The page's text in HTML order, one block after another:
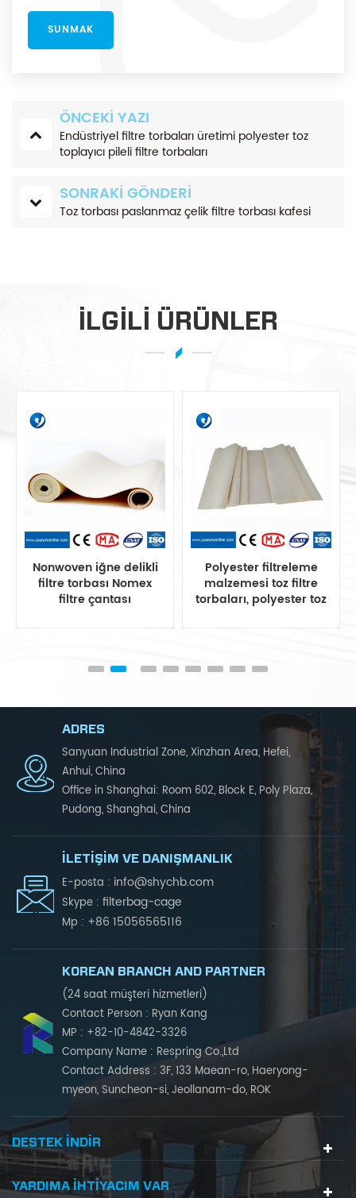
ÖNCEKI YAZI
Endüstriyel filtre torbaları üretimi polyester toz
toplayıcı pileli filtre torbaları
SONRAKI GÖNDERI
Toz torbası paslanmaz çelik filtre torbası kafesi
ILGILI ÜRÜNLER
Polyester filtreleme
malzemesi toz filtre
torbaları, polyester toz
polyester harmanlama
antistatik Toz toplama
sistemleri için filtre
ADRES
Sanyuan Industrial Zone, Xinzhan Area, Hefei,
Anhui, China
Office in Shanghai: Room 602, Block E, Poly Plaza,
Pudong, Shanghai, China
İLETIŞIM VE DANIŞMANLIK
E-posta : info@shychb.com
Skype : filterbag-cage
Mp : +86 15056565116
KOREAN BRANCH AND PARTNER
(24 saat müşteri hizmetleri)
Contact Person : Ryan Kang
MP : +82-10-4842-3326
Company Name : Respring Co.,Ltd
Contact Address : 3F, 133 Maean-ro, Haeryong-
myeon, Suncheon-si, Jeollanam-do, ROK
DESTEK INDIR
YARDIMA IHTIYACIM VAR